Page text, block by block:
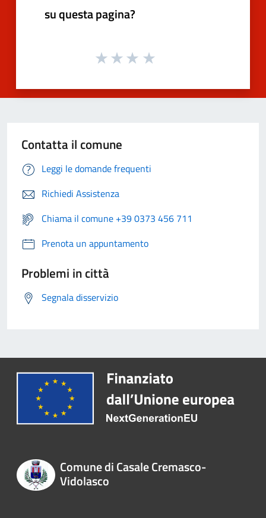
su questa pagina?
Contatta il comune
Leggi le domande frequenti
Richiedi Assistenza
Chiama il comune +39 0373 456 711
Prenota un appuntamento
Problemi in città
Segnala disservizio
Comune di Casale Cremasco-
Vidolasco